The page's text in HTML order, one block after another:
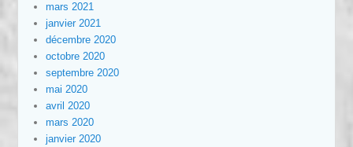
mars 2021
janvier 2021
décembre 2020
octobre 2020
septembre 2020
mai 2020
avril 2020
mars 2020
janvier 2020